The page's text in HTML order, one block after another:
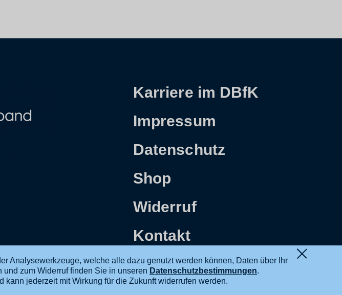
Karriere im DBfK
Impressum
Datenschutz
Shop
Widerruf
Kontakt
Analysewerkzeuge, welche alle dazu genutzt werden können, Daten über Ihr
zum Widerruf finden Sie in unseren Datenschutzbestimmungen.
jederzeit mit Wirkung für die Zukunft widerrufen werden.